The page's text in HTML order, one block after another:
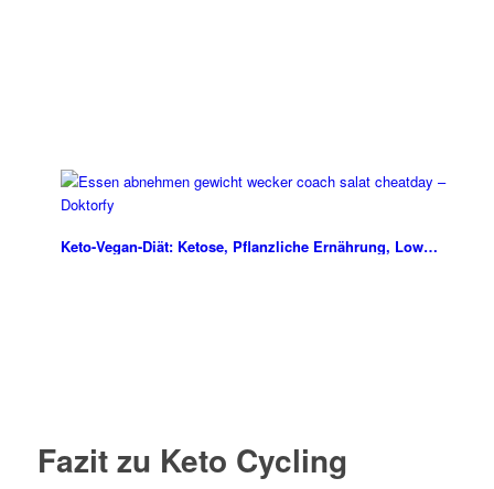
Keto-Vegan-Diät: Ketose, Pflanzliche Ernährung, Low…
Fazit zu Keto Cycling